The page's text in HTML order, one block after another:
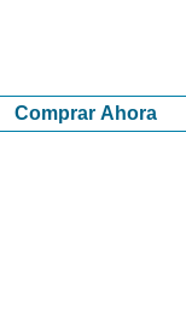
Comprar Ahora